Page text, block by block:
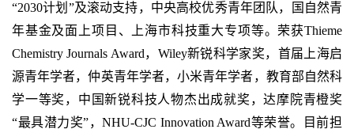
“2030计划 ”及滚动支持，中央高校优秀青年团队，国自然青
年基金及面上项目、上海市科技重大专项等。荣获Thieme
Chemistry Journals Award， Wiley新锐科学家奖，首届上海启
源青年学者，仲英青年学者，小米青年学者，教育部自然科
学一等奖，中国新锐科技人物杰出成就奖，达摩院青橙奖
“最具潜力奖”，NHU-CJC Innovation Award等荣誉。目前担